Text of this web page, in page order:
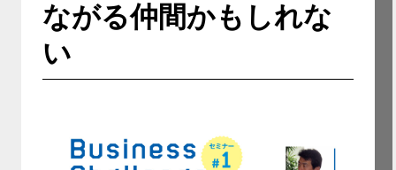
ながる仲間かもしれな
い